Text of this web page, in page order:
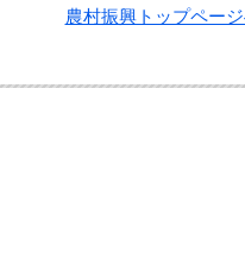
農村振興トップペー